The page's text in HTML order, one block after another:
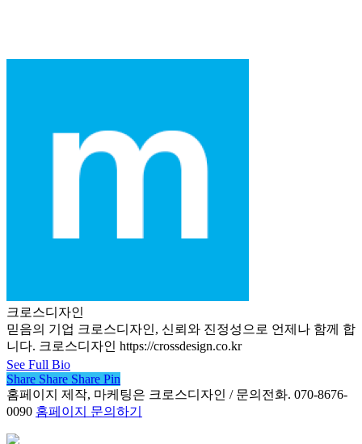
크로스디자인
믿음의 기업 크로스디자인, 신뢰와 진정성으로 언제나 함께 합
니다. 크로스디자인 https://crossdesign.co.kr
See Full Bio
Share
Share Share Share Pin
홈페이지 제작, 마케팅은 크로스디자인 / 문의전화. 070-8676-
0090 홈페이지 문의하기